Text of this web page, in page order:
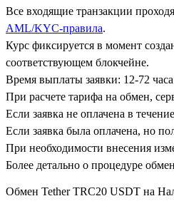
Все входящие транзакции
AML/KYC-правила.
Курс фиксируется в момент
соответствующем блокчейне.
Время выплаты заявки: 12-72
При расчете тарифа на обмен,
Если заявка не оплачена в
Если заявка была оплачена, но
При необходимости внесения
Более детально о процедуре
Обмен Tether TRC20 USDT на